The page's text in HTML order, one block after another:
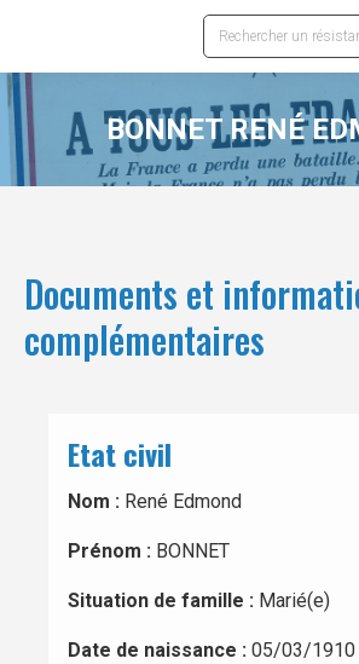
Recherche
:
BONNET RENÉ
Documents et
complémentaires
Etat civil
Nom : René Edmond
Prénom : BONNET
Situation de famille : Marié(e)
Date de naissance : 05/03/1910